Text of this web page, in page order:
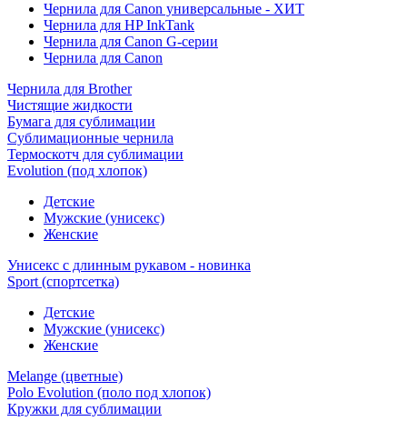
Чернила для Canon универсальные - ХИТ
Чернила для HP InkTank
Чернила для Canon G-серии
Чернила для Canon
Чернила для Brother
Чистящие жидкости
Бумага для сублимации
Сублимационные чернила
Термоскотч для сублимации
Evolution (под хлопок)
Детские
Мужские (унисекс)
Женские
Унисекс с длинным рукавом - новинка
Sport (спортсетка)
Детские
Мужские (унисекс)
Женские
Melange (цветные)
Polo Evolution (поло под хлопок)
Кружки для сублимации